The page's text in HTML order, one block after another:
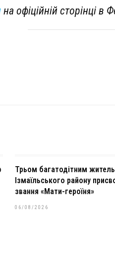
на офіційній сторінці в
Трьом багатодітним
Ізмаїльського району
звання «Мати-героїня»
06/08/2026